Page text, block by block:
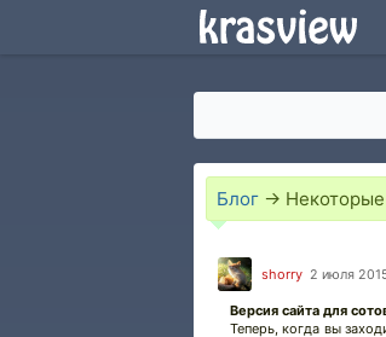
Блог →
shorry 2 июля
Версия сайта для
Теперь, когда вы